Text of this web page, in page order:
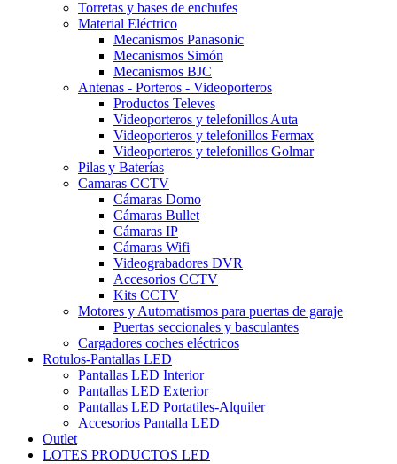
Torretas y bases de enchufes
Material Eléctrico
Mecanismos Panasonic
Mecanismos Simón
Mecanismos BJC
Antenas - Porteros - Videoporteros
Productos Televes
Videoporteros y telefonillos Auta
Videoporteros y telefonillos Fermax
Videoporteros y telefonillos Golmar
Pilas y Baterías
Camaras CCTV
Cámaras Domo
Cámaras Bullet
Cámaras IP
Cámaras Wifi
Videograbadores DVR
Accesorios CCTV
Kits CCTV
Motores y Automatismos para puertas de garaje
Puertas seccionales y basculantes
Cargadores coches eléctricos
Rotulos-Pantallas LED
Pantallas LED Interior
Pantallas LED Exterior
Pantallas LED Portatiles-Alquiler
Accesorios Pantalla LED
Outlet
LOTES PRODUCTOS LED